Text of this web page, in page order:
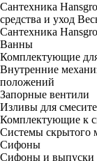
Сантехника
средства и уход
Сантехника
Ванны
Комплектующие
Внутренние
положений
Запорные вентили
Изливы для
Комплектующие к
Системы скрытого
Сифоны
Сифоны и выпуски